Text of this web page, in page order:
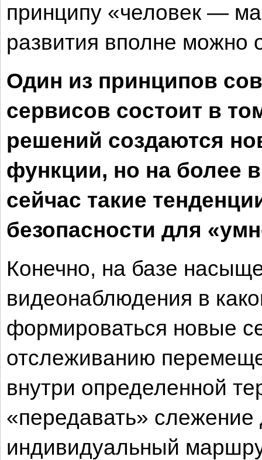
принципу «человек —
развития вполне можно
Один из принципов
сервисов состоит в
решений создаются
функции, но на более
сейчас такие
безопасности для
Конечно, на базе
видеонаблюдения в
формироваться новые
отслеживанию
внутри определенной
«передавать» слежение
индивидуальный